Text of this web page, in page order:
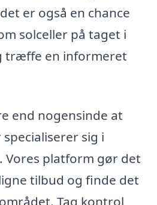
er også en chance
solceller på taget i
træffe en informeret
end nogensinde at
sig i
Vores platform gør det
tilbud og finde det
Tag kontrol